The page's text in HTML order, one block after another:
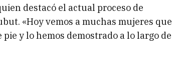
destacó el actual proceso de
«Hoy vemos a muchas mujeres que
y lo hemos demostrado a lo largo de